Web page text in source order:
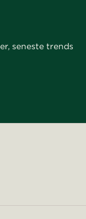
seneste trends